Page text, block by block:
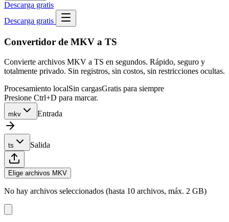
Descarga gratis
Descarga gratis
Convertidor de MKV a TS
Convierte archivos MKV a TS en segundos. Rápido, seguro y
totalmente privado. Sin registros, sin costos, sin restricciones ocultas.
Procesamiento localSin cargasGratis para siempre
Presione Ctrl+D para marcar.
mkv Entrada
ts Salida
Elige archivos MKV
No hay archivos seleccionados (hasta 10 archivos, máx. 2 GB)